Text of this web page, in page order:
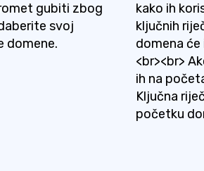
gubiti zbog
svoj
domene.
kako ih
ključnih
domena
<br><br>
ih na
Ključna
početku